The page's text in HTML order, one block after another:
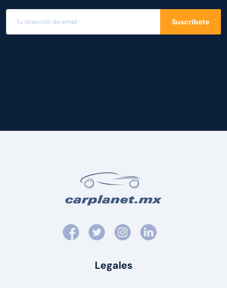
Suscríbete
Legales